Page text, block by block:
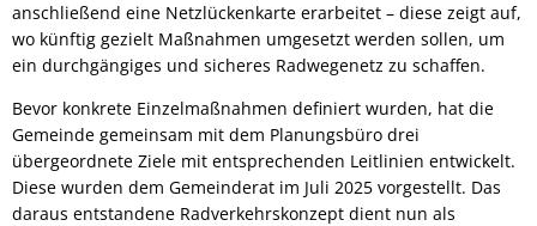
anschließend eine Netzlückenkarte erarbeitet – diese zeigt auf,
wo künftig gezielt Maßnahmen umgesetzt werden sollen, um
ein durchgängiges und sicheres Radwegenetz zu schaffen.
Bevor konkrete Einzelmaßnahmen definiert wurden, hat die
Gemeinde gemeinsam mit dem Planungsbüro drei
übergeordnete Ziele mit entsprechenden Leitlinien entwickelt.
Diese wurden dem Gemeinderat im Juli 2025 vorgestellt. Das
daraus entstandene Radverkehrskonzept dient nun als